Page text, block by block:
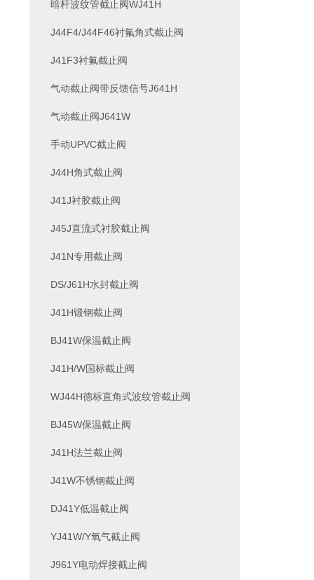
暗杆波纹管截止阀WJ41H
J44F4/J44F46衬氟角式截止阀
J41F3衬氟截止阀
气动截止阀带反馈信号J641H
气动截止阀J641W
手动UPVC截止阀
J44H角式截止阀
J41J衬胶截止阀
J45J直流式衬胶截止阀
J41N专用截止阀
DS/J61H水封截止阀
J41H锻钢截止阀
BJ41W保温截止阀
J41H/W国标截止阀
WJ44H德标直角式波纹管截止阀
BJ45W保温截止阀
J41H法兰截止阀
J41W不锈钢截止阀
DJ41Y低温截止阀
YJ41W/Y氧气截止阀
J961Y电动焊接截止阀